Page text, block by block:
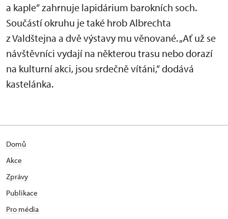
a kaple“ zahrnuje lapidárium barokních soch.
Součástí okruhu je také hrob Albrechta
z Valdštejna a dvě výstavy mu věnované. „Ať už se
návštěvníci vydají na některou trasu nebo dorazí
na kulturní akci, jsou srdečně vítáni,“ dodává
kastelánka.
Domů
Akce
Zprávy
Publikace
Pro média